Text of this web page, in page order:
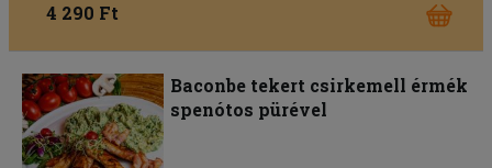
4 290 Ft
Baconbe tekert csirkemell érmék
spenótos pürével